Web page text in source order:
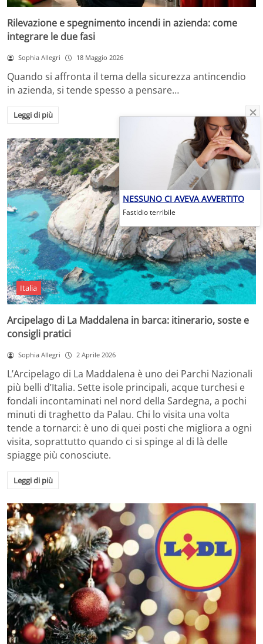
Rilevazione e spegnimento incendi in azienda: come
integrare le due fasi
Sophia Allegri 18 Maggio 2026
Quando si affronta il tema della sicurezza antincendio
in azienda, si tende spesso a pensare…
Leggi di più
Italia
Arcipelago di La Maddalena in barca: itinerario, soste e
consigli pratici
Sophia Allegri 2 Aprile 2026
L’Arcipelago di La Maddalena è uno dei Parchi Nazionali
più belli d’Italia. Sette isole principali, acque turchesi e
fondali incontaminati nel nord della Sardegna, a pochi
minuti di traghetto da Palau. Chi lo visita una volta
tende a tornarci: è uno di quei posti che migliora a ogni
visita, soprattutto quando ci si spinge al di là delle
spiagge più conosciute.
Leggi di più
NESSUNO CI AVEVA AVVERTITO
Fastidio terribile